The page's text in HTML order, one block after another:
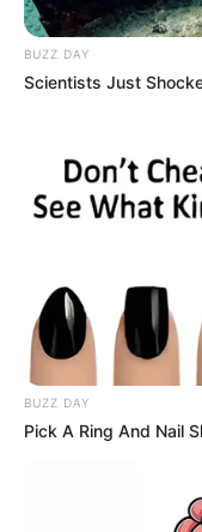
REFORMAS EN EL
genera
en Cúcuta
BUZZ DAY
Scientists Just
BUZZ DAY
Pick A Ring And Nail